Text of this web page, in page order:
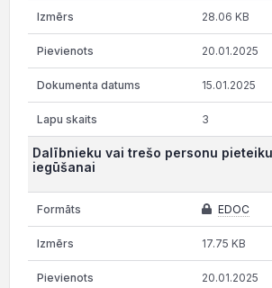
28.06 KB
20.01.2025
15.01.2025
3
Dalībnieku vai trešo personu
iegūšanai
EDOC
17.75 KB
20.01.2025